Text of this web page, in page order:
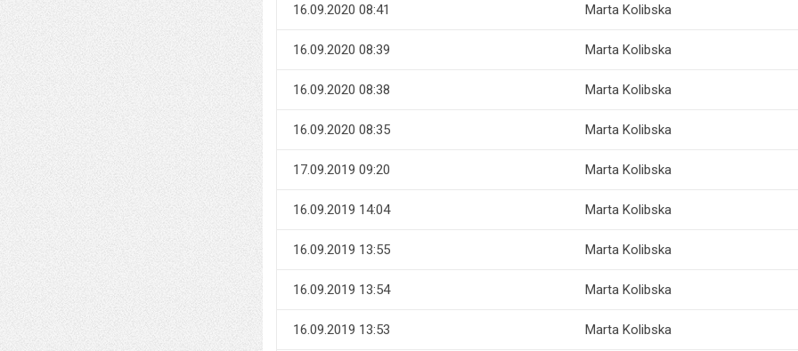
16.09.2020 08:41 Marta Kolibska
16.09.2020 08:39 Marta Kolibska
16.09.2020 08:38 Marta Kolibska
16.09.2020 08:35 Marta Kolibska
17.09.2019 09:20 Marta Kolibska
16.09.2019 14:04 Marta Kolibska
16.09.2019 13:55 Marta Kolibska
16.09.2019 13:54 Marta Kolibska
16.09.2019 13:53 Marta Kolibska